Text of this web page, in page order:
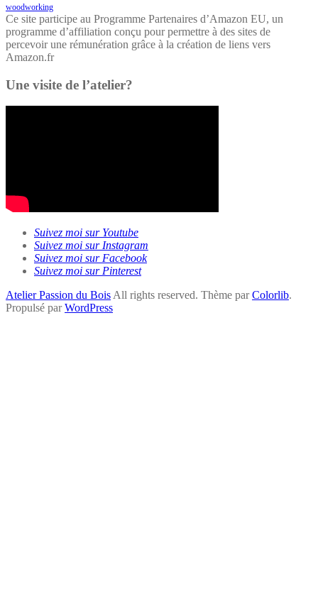
woodworking
Ce site participe au Programme Partenaires d’Amazon EU, un
programme d’affiliation conçu pour permettre à des sites de
percevoir une rémunération grâce à la création de liens vers
Amazon.fr
Une visite de l’atelier?
Suivez moi sur Youtube
Suivez moi sur Instagram
Suivez moi sur Facebook
Suivez moi sur Pinterest
Atelier Passion du Bois All rights reserved. Thème parColorlib.
Propulsé parWordPress